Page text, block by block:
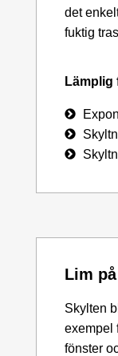
det
fuktig
Lämplig
Lim
Skylten
exempel
fönster